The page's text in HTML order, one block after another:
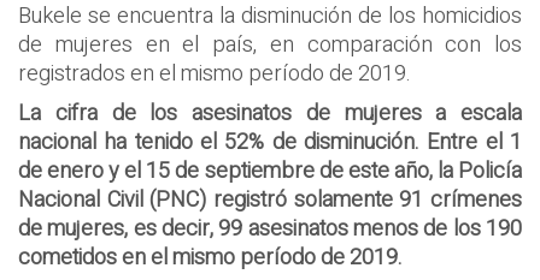
Bukele se encuentra la disminución de los homicidios
de mujeres en el país, en comparación con los
registrados en el mismo período de 2019.
La cifra de los asesinatos de mujeres a escala
nacional ha tenido el 52% de disminución. Entre el 1
de enero y el 15 de septiembre de este año, la Policía
Nacional Civil (PNC) registró solamente 91 crímenes
de mujeres, es decir, 99 asesinatos menos de los 190
cometidos en el mismo período de 2019.